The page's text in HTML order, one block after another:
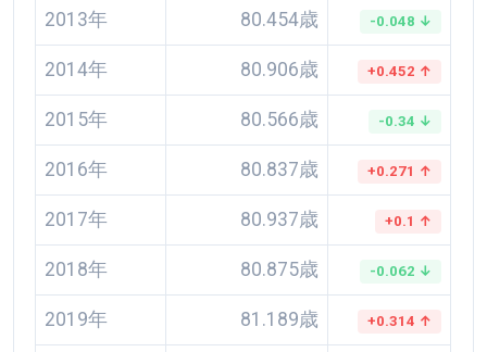
2013年 80.454歳 -0.048 ↓
2014年 80.906歳 +0.452 ↑
2015年 80.566歳 -0.34 ↓
2016年 80.837歳 +0.271 ↑
2017年 80.937歳 +0.1 ↑
2018年 80.875歳 -0.062 ↓
2019年 81.189歳 +0.314 ↑